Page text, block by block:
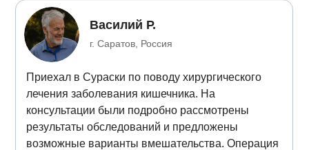
Василий Р.
г. Саратов, Россия
Приехал в Сураски по поводу хирургического
лечения заболевания кишечника. На
консультации были подробно рассмотрены
результаты обследований и предложены
возможные варианты вмешательства. Операция